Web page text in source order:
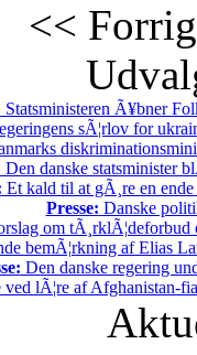
<<
Statsministeren Ã¥bner
sÃ¦rlov for
Den danske statsminister
Et kald til at gÃ¸re en
Presse: Danske
om tÃ¸rklÃ¦deforbud
bemÃ¦rkning af Elias
Den danske regering
lÃ¦re af Afghanistan-